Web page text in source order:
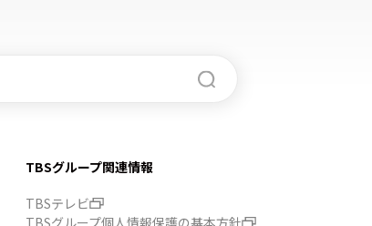
TBSグループ関連情報
TBSテレビ
TBSグループ個人情報保護の基本方針